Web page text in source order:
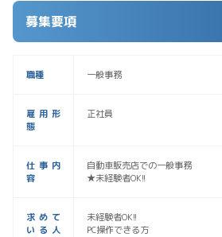
募集要項
職種 一般事務
雇用形
態
正社員
仕事内
容
自動車販売店での一般事務
★未経験者OK!!
求めて
いる人
未経験者OK!!
PC操作できる方